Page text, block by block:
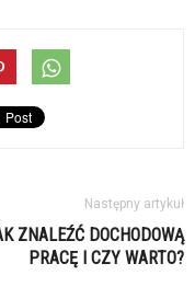
Następny artykuł
ZNALEŹĆ DOCHODOWĄ
PRACĘ I CZY WARTO?